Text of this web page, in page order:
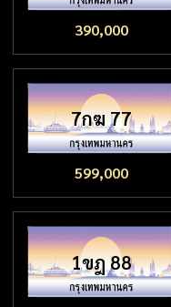
390,000
7กฆ 77
599,000
1ขฎ 88